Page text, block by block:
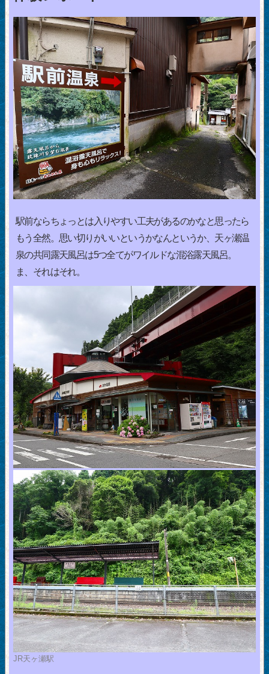
駅前ならちょっとは入りやすい工夫があるのかなと思ったら
もう全然。思い切りがいいというかなんというか、天ヶ瀬温
泉の共同露天風呂は5つ全てがワイルドな混浴露天風呂。
ま、それはそれ。
JR天ヶ瀬駅